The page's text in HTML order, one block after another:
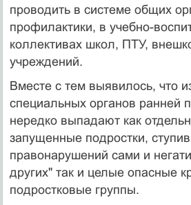
проводить в системе общих
профилактики, в учебно-
коллективах школ, ПТУ,
учреждений.
Вместе с тем выявилось, что
специальных органов ранней
нередко выпадают как
запущенные подростки,
правонарушений сами и
других" так и целые опасные
подростковые группы.